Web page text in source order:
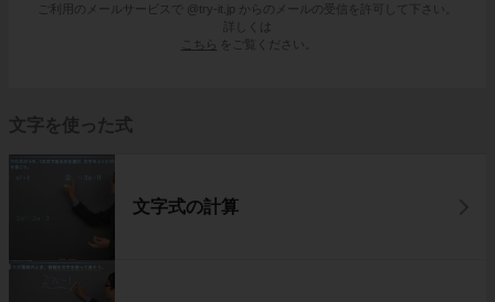
ご利用のメールサービスで @try-it.jp からのメールの受信を許可して下さい。
詳しくは
こちら
をご覧ください。
文字を使った式
文字式の計算